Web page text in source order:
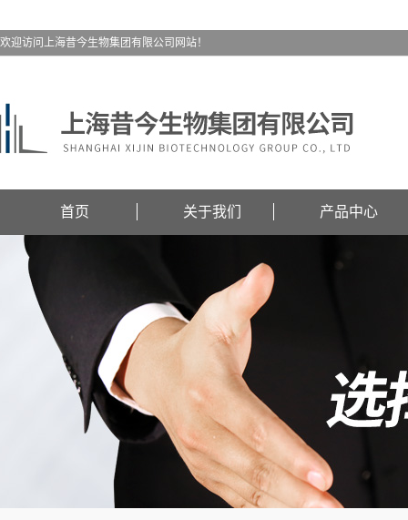
欢迎访问上海昔今生物集团有限公司网站！
首页 关于我们 产品中心